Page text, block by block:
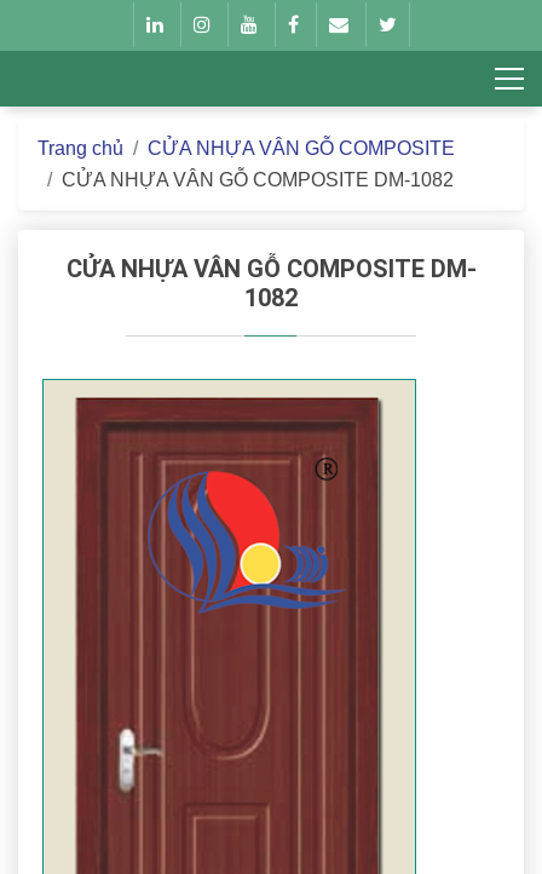
Trang chủ
CỬA NHỰA VÂN GỖ COMPOSITE
CỬA NHỰA VÂN GỖ COMPOSITE DM-1082
CỬA NHỰA VÂN GỖ COMPOSITE DM-
1082